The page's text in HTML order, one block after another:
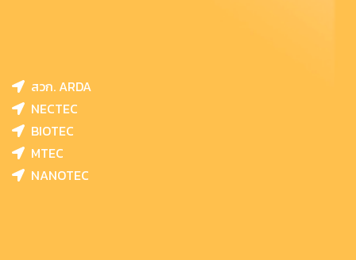
สวก. ARDA
NECTEC
BIOTEC
MTEC
NANOTEC